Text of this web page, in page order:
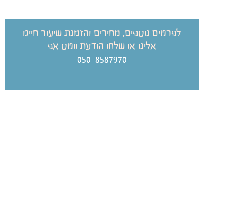
לפרטים נוספים, מחירים והזמנת שיעור חייגו
אלינו או שלחו הודעת ווטס אפ
050-8587970